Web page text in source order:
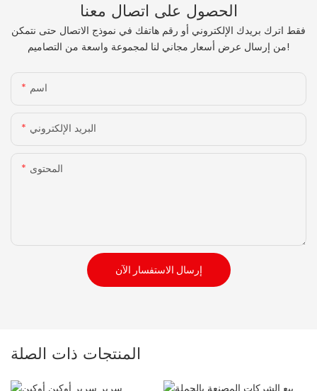
الحصول على اتصال معنا
فقط اترك بريدك الإلكتروني أو رقم هاتفك في نموذج الاتصال حتى نتمكن
من إرسال عرض أسعار مجاني لنا لمجموعة واسعة من التصاميم!
اسم
البريد الإلكتروني
المحتوى
إرسال الاستفسار الآن
المنتجات ذات الصلة